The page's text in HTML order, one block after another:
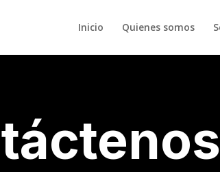
Inicio Quienes somos